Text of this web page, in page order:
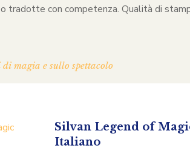
tradotte con competenza. Qualità di
magia e sullo spettacolo
Silvan Legend of
Italiano